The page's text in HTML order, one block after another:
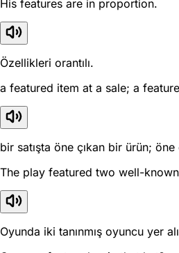
His features are in proportion.
Özellikleri orantılı.
a featured item at a sale; a
bir satışta öne çıkan bir ürün;
The play featured two well-
Oyunda iki tanınmış oyuncu yer